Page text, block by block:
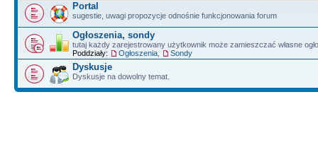
Portal
sugestie, uwagi propozycje odnośnie funkcjonowania forum
Ogłoszenia, sondy
tutaj każdy zarejestrowany użytkownik może zamieszczać własne
Poddziały:
Ogłoszenia Sondy
Dyskusje
Dyskusje na dowolny temat.